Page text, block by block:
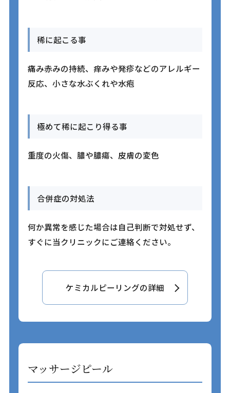
稀に起こる事
痛み赤みの持続、痒みや発疹などのアレルギー
反応、小さな水ぶくれや水疱
極めて稀に起こり得る事
重度の火傷、膿や膿瘍、皮膚の変色
合併症の対処法
何か異常を感じた場合は自己判断で対処せず、
すぐに当クリニックにご連絡ください。
ケミカルピーリングの詳細
マッサージピール